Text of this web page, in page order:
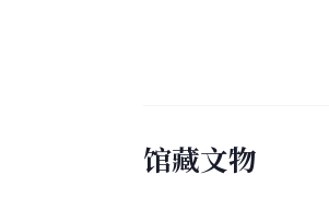
馆藏文物